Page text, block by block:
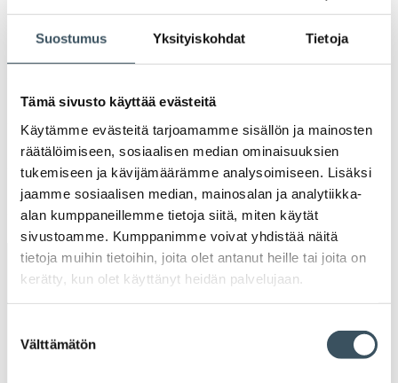
Suostumus Yksityiskohdat Tietoja
Tämä sivusto käyttää evästeitä
Käytämme evästeitä tarjoamamme sisällön ja mainosten
räätälöimiseen, sosiaalisen median ominaisuuksien
tukemiseen ja kävijämäärämme analysoimiseen. Lisäksi
jaamme sosiaalisen median, mainosalan ja analytiikka-
alan kumppaneillemme tietoja siitä, miten käytät
sivustoamme. Kumppanimme voivat yhdistää näitä
tietoja muihin tietoihin, joita olet antanut heille tai joita on
kerätty, kun olet käyttänyt heidän palvelujaan.
valinta
Välttämätön
2021
2019
2018
2017
Avainsanat
digitalisaatio